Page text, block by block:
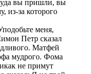
вы пришли, вы
из-за которого
меня,
Петр сказал
Матфей
мудрого. Фома
не примут